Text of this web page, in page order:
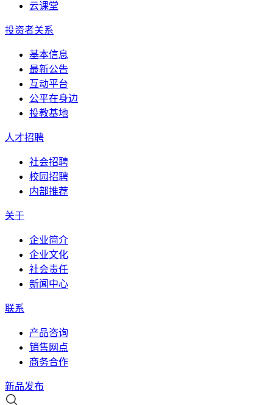
云课堂
投资者关系
基本信息
最新公告
互动平台
公平在身边
投教基地
人才招聘
社会招聘
校园招聘
内部推荐
关于
企业简介
企业文化
社会责任
新闻中心
联系
产品咨询
销售网点
商务合作
新品发布